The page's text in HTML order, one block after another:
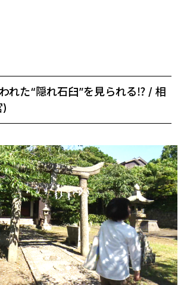
れた“隠れ石臼”を見られる⁉ / 相
)